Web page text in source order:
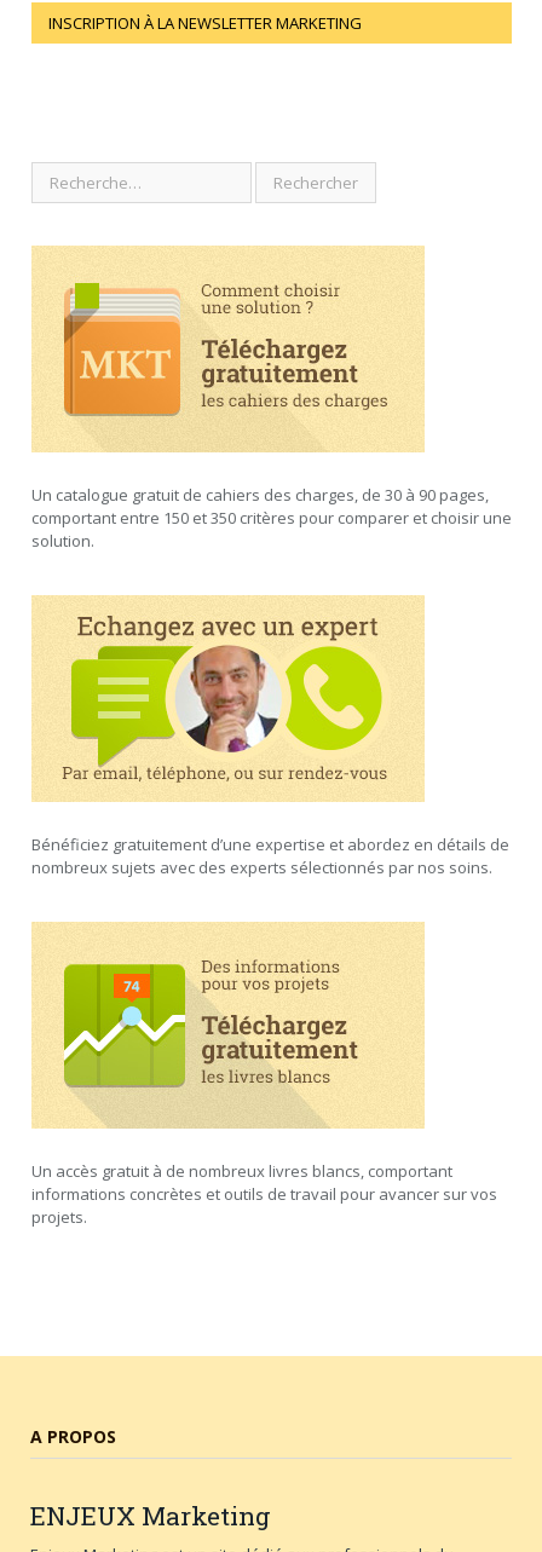
INSCRIPTION À LA NEWSLETTER MARKETING
Un catalogue gratuit de cahiers des charges, de 30 à 90 pages,
comportant entre 150 et 350 critères pour comparer et choisir une
solution.
Bénéficiez gratuitement d’une expertise et abordez en détails de
nombreux sujets avec des experts sélectionnés par nos soins.
Un accès gratuit à de nombreux livres blancs, comportant
informations concrètes et outils de travail pour avancer sur vos
projets.
A PROPOS
ENJEUX Marketing